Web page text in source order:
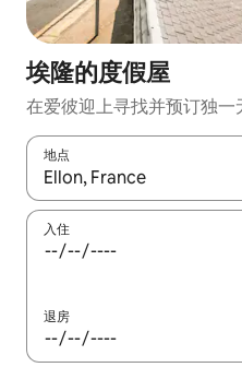
埃隆的度假屋
在爱彼迎上寻找并预订独一
地点
如有搜索结果，请使用上下
入住
退房